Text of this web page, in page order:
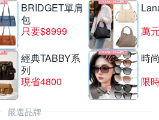
BRIDGET單肩
包
只要$8999
萬
經典TABBY系
列
現省4800
時
限
嚴選品牌